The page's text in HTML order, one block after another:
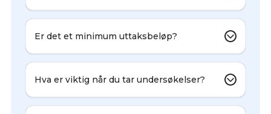
Er det et minimum uttaksbeløp?
Hva er viktig når du tar undersøkelser?